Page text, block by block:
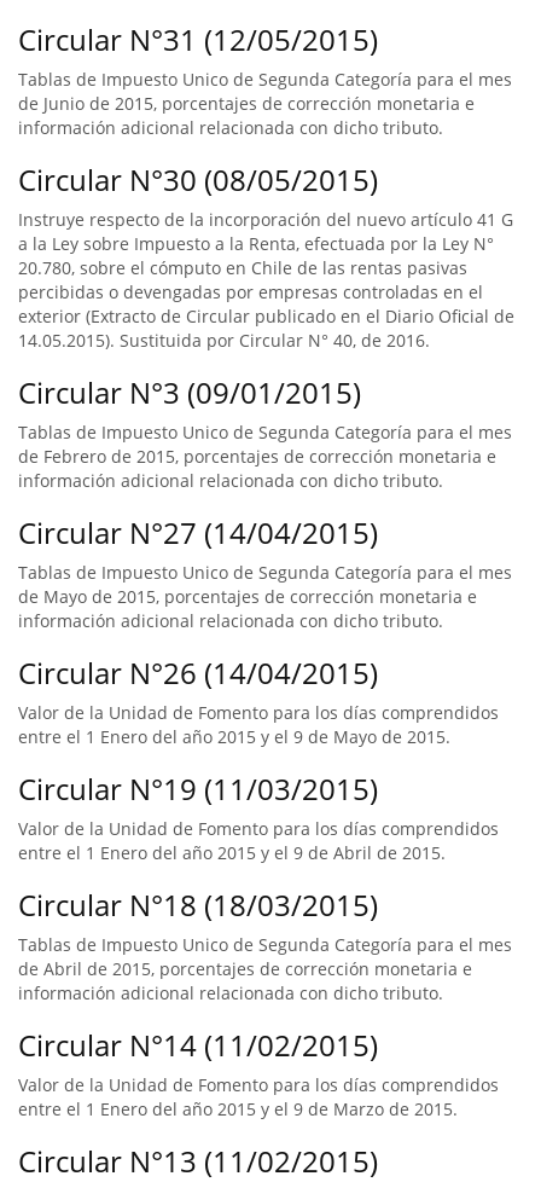
Circular N°31 (12/05/2015)
Tablas de Impuesto Unico de Segunda Categoría para el mes
de Junio de 2015, porcentajes de corrección monetaria e
información adicional relacionada con dicho tributo.
Circular N°30 (08/05/2015)
Instruye respecto de la incorporación del nuevo artículo 41 G
a la Ley sobre Impuesto a la Renta, efectuada por la Ley N°
20.780, sobre el cómputo en Chile de las rentas pasivas
percibidas o devengadas por empresas controladas en el
exterior (Extracto de Circular publicado en el Diario Oficial de
14.05.2015). Sustituida por Circular N° 40, de 2016.
Circular N°3 (09/01/2015)
Tablas de Impuesto Unico de Segunda Categoría para el mes
de Febrero de 2015, porcentajes de corrección monetaria e
información adicional relacionada con dicho tributo.
Circular N°27 (14/04/2015)
Tablas de Impuesto Unico de Segunda Categoría para el mes
de Mayo de 2015, porcentajes de corrección monetaria e
información adicional relacionada con dicho tributo.
Circular N°26 (14/04/2015)
Valor de la Unidad de Fomento para los días comprendidos
entre el 1 Enero del año 2015 y el 9 de Mayo de 2015.
Circular N°19 (11/03/2015)
Valor de la Unidad de Fomento para los días comprendidos
entre el 1 Enero del año 2015 y el 9 de Abril de 2015.
Circular N°18 (18/03/2015)
Tablas de Impuesto Unico de Segunda Categoría para el mes
de Abril de 2015, porcentajes de corrección monetaria e
información adicional relacionada con dicho tributo.
Circular N°14 (11/02/2015)
Valor de la Unidad de Fomento para los días comprendidos
entre el 1 Enero del año 2015 y el 9 de Marzo de 2015.
Circular N°13 (11/02/2015)